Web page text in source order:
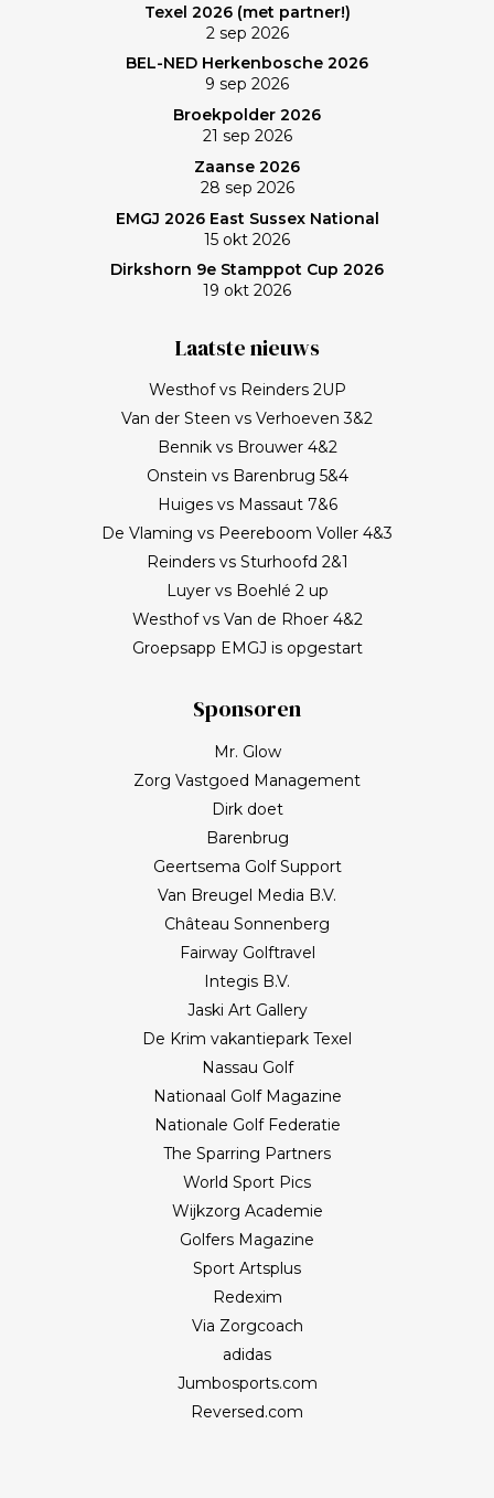
Texel 2026 (met partner!)
2 sep 2026
BEL-NED Herkenbosche 2026
9 sep 2026
Broekpolder 2026
21 sep 2026
Zaanse 2026
28 sep 2026
EMGJ 2026 East Sussex National
15 okt 2026
Dirkshorn 9e Stamppot Cup 2026
19 okt 2026
Laatste nieuws
Westhof vs Reinders 2UP
Van der Steen vs Verhoeven 3&2
Bennik vs Brouwer 4&2
Onstein vs Barenbrug 5&4
Huiges vs Massaut 7&6
De Vlaming vs Peereboom Voller 4&3
Reinders vs Sturhoofd 2&1
Luyer vs Boehlé 2 up
Westhof vs Van de Rhoer 4&2
Groepsapp EMGJ is opgestart
Sponsoren
Mr. Glow
Zorg Vastgoed Management
Dirk doet
Barenbrug
Geertsema Golf Support
Van Breugel Media B.V.
Château Sonnenberg
Fairway Golftravel
Integis B.V.
Jaski Art Gallery
De Krim vakantiepark Texel
Nassau Golf
Nationaal Golf Magazine
Nationale Golf Federatie
The Sparring Partners
World Sport Pics
Wijkzorg Academie
Golfers Magazine
Sport Artsplus
Redexim
Via Zorgcoach
adidas
Jumbosports.com
Reversed.com